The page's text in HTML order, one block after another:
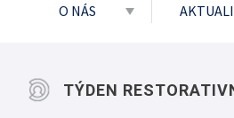
O NÁS
Vedení služby
TÝDEN